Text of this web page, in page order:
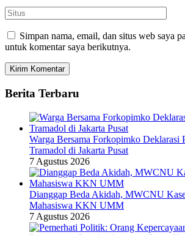
Simpan nama, email, dan situs web saya
untuk komentar saya berikutnya.
Berita Terbaru
Warga Bersama Forkopimko Deklarasi
Tramadol di Jakarta Pusat
7 Agustus 2026
Dianggap Beda Akidah, MWCNU
Mahasiswa KKN UMM
7 Agustus 2026